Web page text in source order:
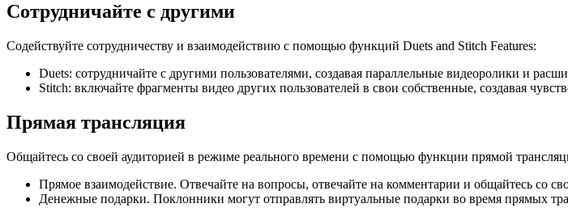
Сотрудничайте с другими
Содействуйте сотрудничеству и взаимодействию с помощью функций Duets and Stitch Features:
Duets: сотрудничайте с другими пользователями, создавая параллельные видеоролики и
Stitch: включайте фрагменты видео других пользователей в свои собственные, создавая
Прямая трансляция
Общайтесь со своей аудиторией в режиме реального времени с помощью функции прямой
Прямое взаимодействие. Отвечайте на вопросы, отвечайте на комментарии и общайтесь со
Денежные подарки. Поклонники могут отправлять виртуальные подарки во время прямых